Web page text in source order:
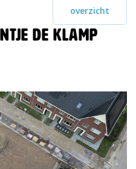
overzicht
De Klamp